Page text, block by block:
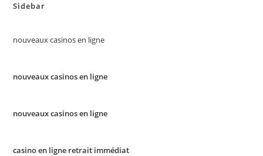
Sidebar
nouveaux casinos en ligne
nouveaux casinos en ligne
nouveaux casinos en ligne
casino en ligne retrait immédiat